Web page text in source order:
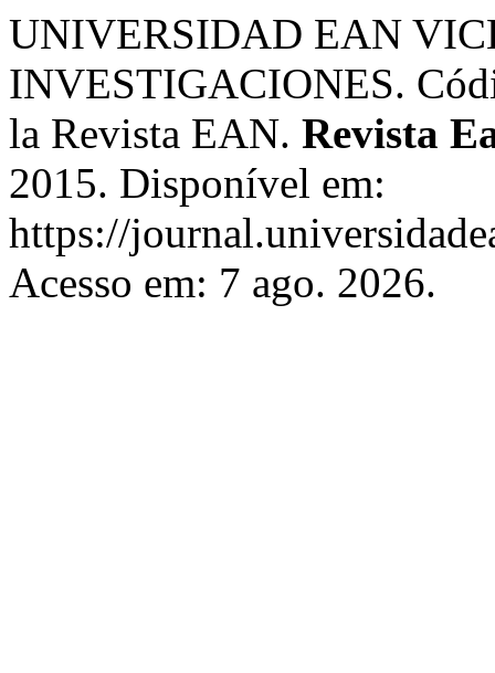
UNIVERSIDAD EAN
INVESTIGACIONES.
la Revista EAN. Revista
2015. Disponível em:
https://
Acesso em: 7 ago. 2026.